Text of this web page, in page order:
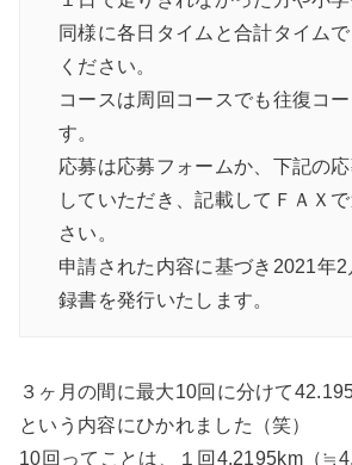
同様に各日タイムと合計タイム
ください。
コースは周回コースでも往復コ
す。
応募は応募フォームか、下記の
していただき、記載してＦＡＸ
さい。
申請された内容に基づき2021年
録書を発行いたします。
３ヶ月の間に最大10回に分けて
という内容にひかれました（笑）
10回ってことは、
１回4.2195km（